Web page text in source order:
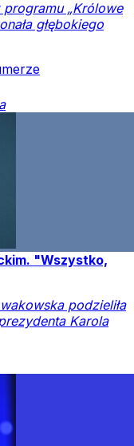
„Królowe
głębokiego
"Wszystko,
podzieliła
Karola